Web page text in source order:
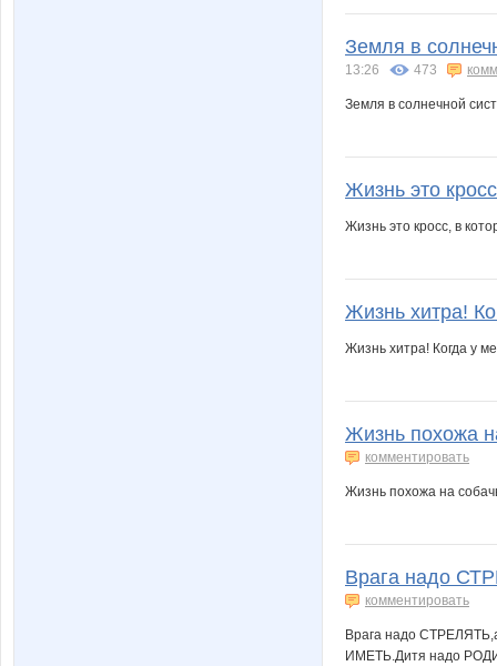
Земля в
13:26 473
Земля в солнечной
Жизнь это
Жизнь это кpосс, в
Жизнь хитра!
Жизнь хитра! Когда у
Жизнь похожа
комментировать
Жизнь похожа на
Bрага надо
комментировать
Bрага надо
ИМЕТЬ.Дитя надо